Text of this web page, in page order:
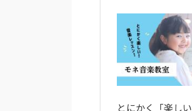
とにかく「楽し